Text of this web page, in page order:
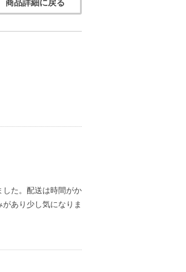
商品詳細に戻る
した。配送は時間がか
あり少し気になりま